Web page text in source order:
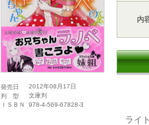
発売日
2012年08月17日
判 型
文庫判
ＩＳＢＮ
978-4-569-67828-3
内
ライ